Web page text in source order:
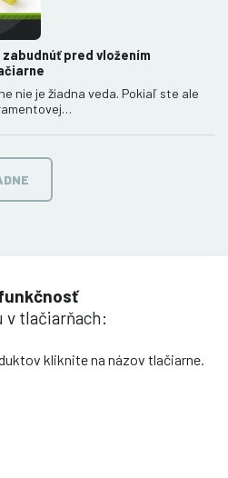
zabudnúť pred vložením
nie je žiadna veda. Pokiaľ ste ale
tlačiarňach:
kliknite na názov tlačiarne.